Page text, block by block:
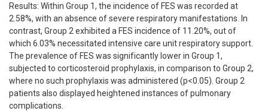
Results: Within Group 1, the incidence of FES was recorded at
2.58%, with an absence of severe respiratory manifestations. In
contrast, Group 2 exhibited a FES incidence of 11.20%, out of
which 6.03% necessitated intensive care unit respiratory support.
The prevalence of FES was significantly lower in Group 1,
subjected to corticosteroid prophylaxis, in comparison to Group 2,
where no such prophylaxis was administered (p<0.05). Group 2
patients also displayed heightened instances of pulmonary
complications.